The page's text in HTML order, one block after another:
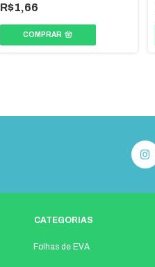
R$1,66
COMPRAR
CATEGORIAS
Folhas de EVA